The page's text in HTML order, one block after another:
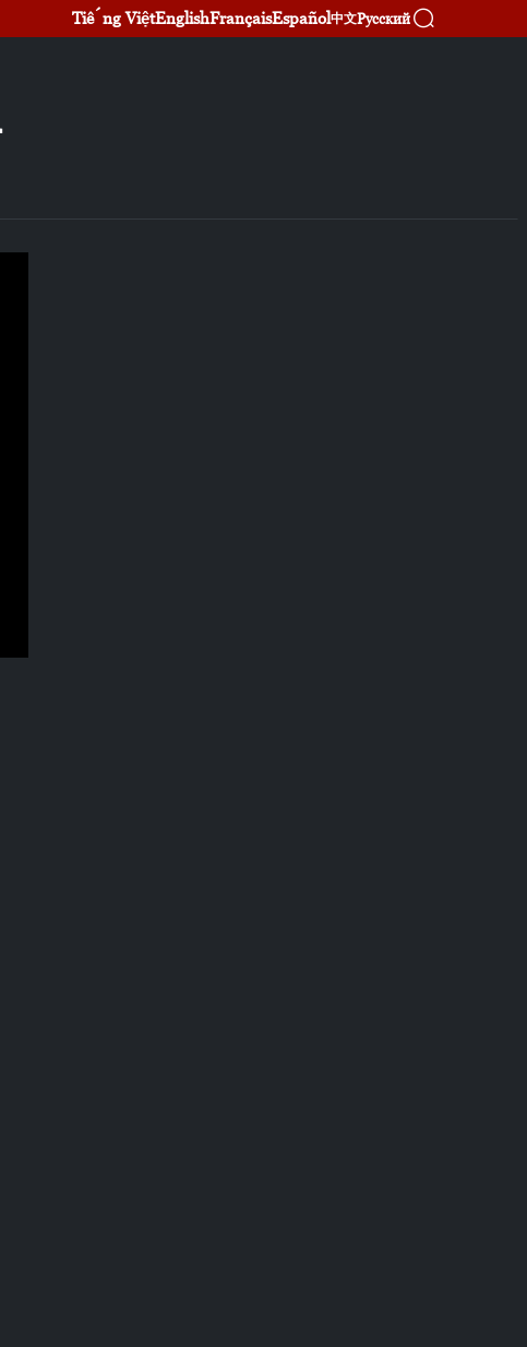
Tiếng ViệtEnglishFrançaisEspañol中文Русский